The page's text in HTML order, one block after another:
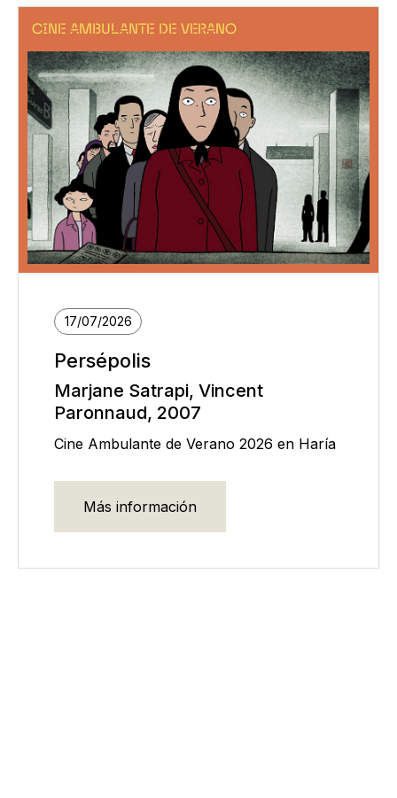
CINE AMBULANTE DE VERANO
17/07/2026
Persépolis
Marjane Satrapi, Vincent
Paronnaud, 2007
Cine Ambulante de Verano 2026 en Haría
Más información